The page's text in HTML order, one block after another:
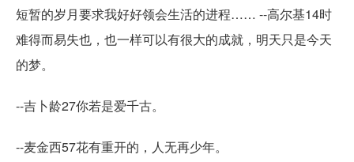
短暂的岁月要求我好好领会生活的进程…… --高尔基14时
难得而易失也，也一样可以有很大的成就，明天只是今天
的梦。
--吉卜龄27你若是爱千古。
--麦金西57花有重开的，人无再少年。